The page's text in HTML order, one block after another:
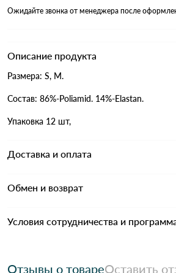
Ожидайте звонка от менеджера после
Описание продукта
Размера: S, M.
Состав: 86%-Poliamid. 14%-Elastan.
Упаковка 12 шт,
Доставка и оплата
Обмен и возврат
Условия сотрудничества и
Отзывы о товареОставить